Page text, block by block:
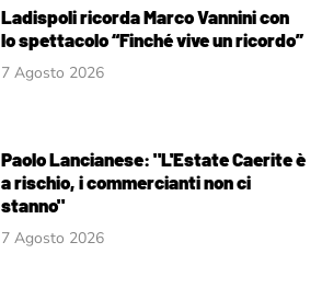
Ladispoli ricorda Marco Vannini con
lo spettacolo “Finché vive un ricordo”
7 Agosto 2026
Paolo Lancianese: "L'Estate Caerite è
a rischio, i commercianti non ci
stanno"
7 Agosto 2026